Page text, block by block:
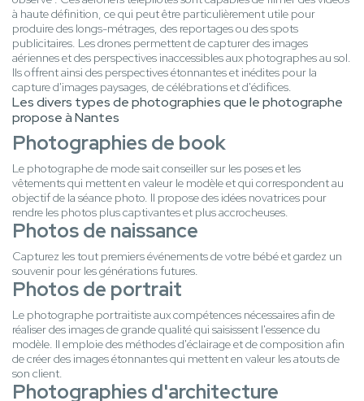
à haute définition, ce qui peut être particulièrement utile pour
produire des longs-métrages, des reportages ou des spots
publicitaires. Les drones permettent de capturer des images
aériennes et des perspectives inaccessibles aux photographes au sol.
Ils offrent ainsi des perspectives étonnantes et inédites pour la
capture d'images paysages, de célébrations et d'édifices.
Les divers types de photographies que le photographe
propose à Nantes
Photographies de book
Le photographe de mode sait conseiller sur les poses et les
vêtements qui mettent en valeur le modèle et qui correspondent au
objectif de la séance photo. Il propose des idées novatrices pour
rendre les photos plus captivantes et plus accrocheuses.
Photos de naissance
Capturez les tout premiers événements de votre bébé et gardez un
souvenir pour les générations futures.
Photos de portrait
Le photographe portraitiste aux compétences nécessaires afin de
réaliser des images de grande qualité qui saisissent l'essence du
modèle. Il emploie des méthodes d'éclairage et de composition afin
de créer des images étonnantes qui mettent en valeur les atouts de
son client.
Photographies d'architecture